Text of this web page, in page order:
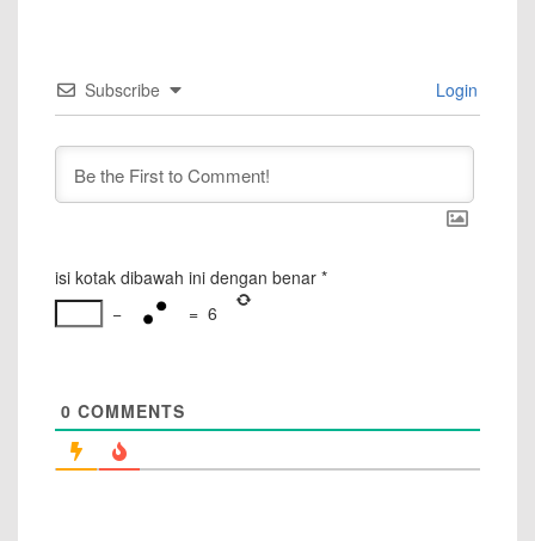
Subscribe Login
isi kotak dibawah ini dengan benar *
−
= 6
0 COMMENTS